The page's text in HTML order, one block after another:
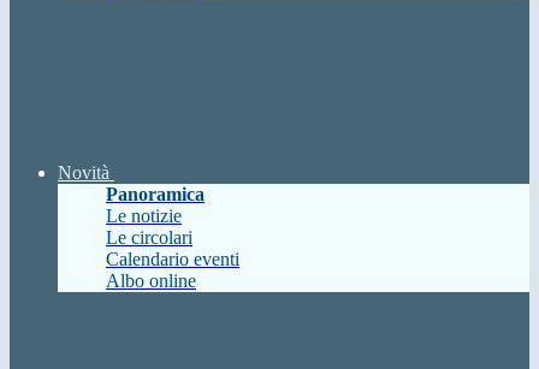
Novità
Panoramica
Le notizie
Le circolari
Calendario eventi
Albo online